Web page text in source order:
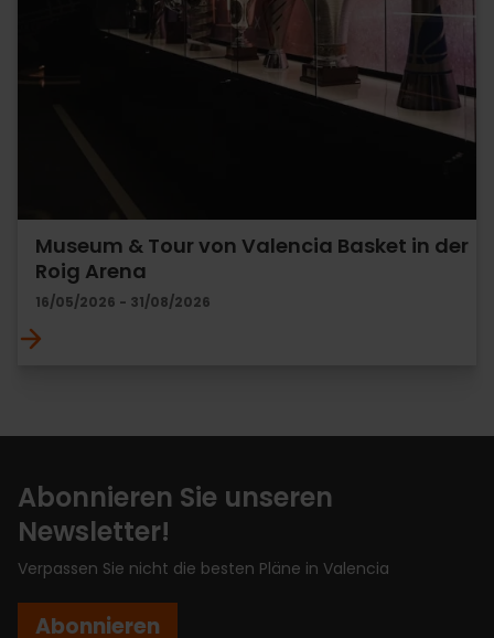
Museum & Tour von Valencia Basket in der
Roig Arena
16/05/2026 - 31/08/2026
Abonnieren Sie unseren
Newsletter!
Verpassen Sie nicht die besten Pläne in Valencia
Abonnieren